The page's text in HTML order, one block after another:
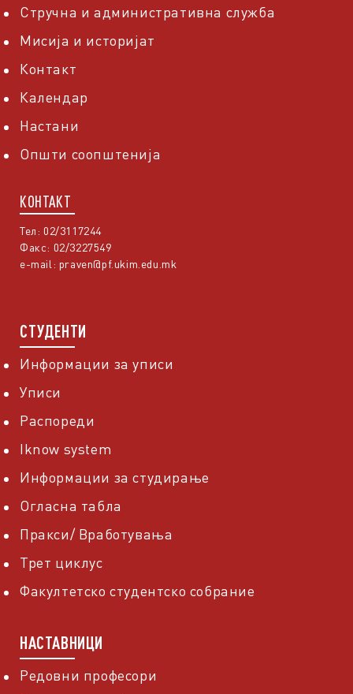
Стручна и административна служба
Мисија и историјат
Контакт
Календар
Настани
Општи соопштенија
КОНТАКТ
Тел: 02/3117244
Факс: 02/3227549
e-mail: praven@pf.ukim.edu.mk
СТУДЕНТИ
Информации за уписи
Уписи
Распореди
Iknow system
Информации за студирање
Огласна табла
Пракси/ Вработувања
Трет циклус
Факултетско студентско собрание
НАСТАВНИЦИ
Редовни професори